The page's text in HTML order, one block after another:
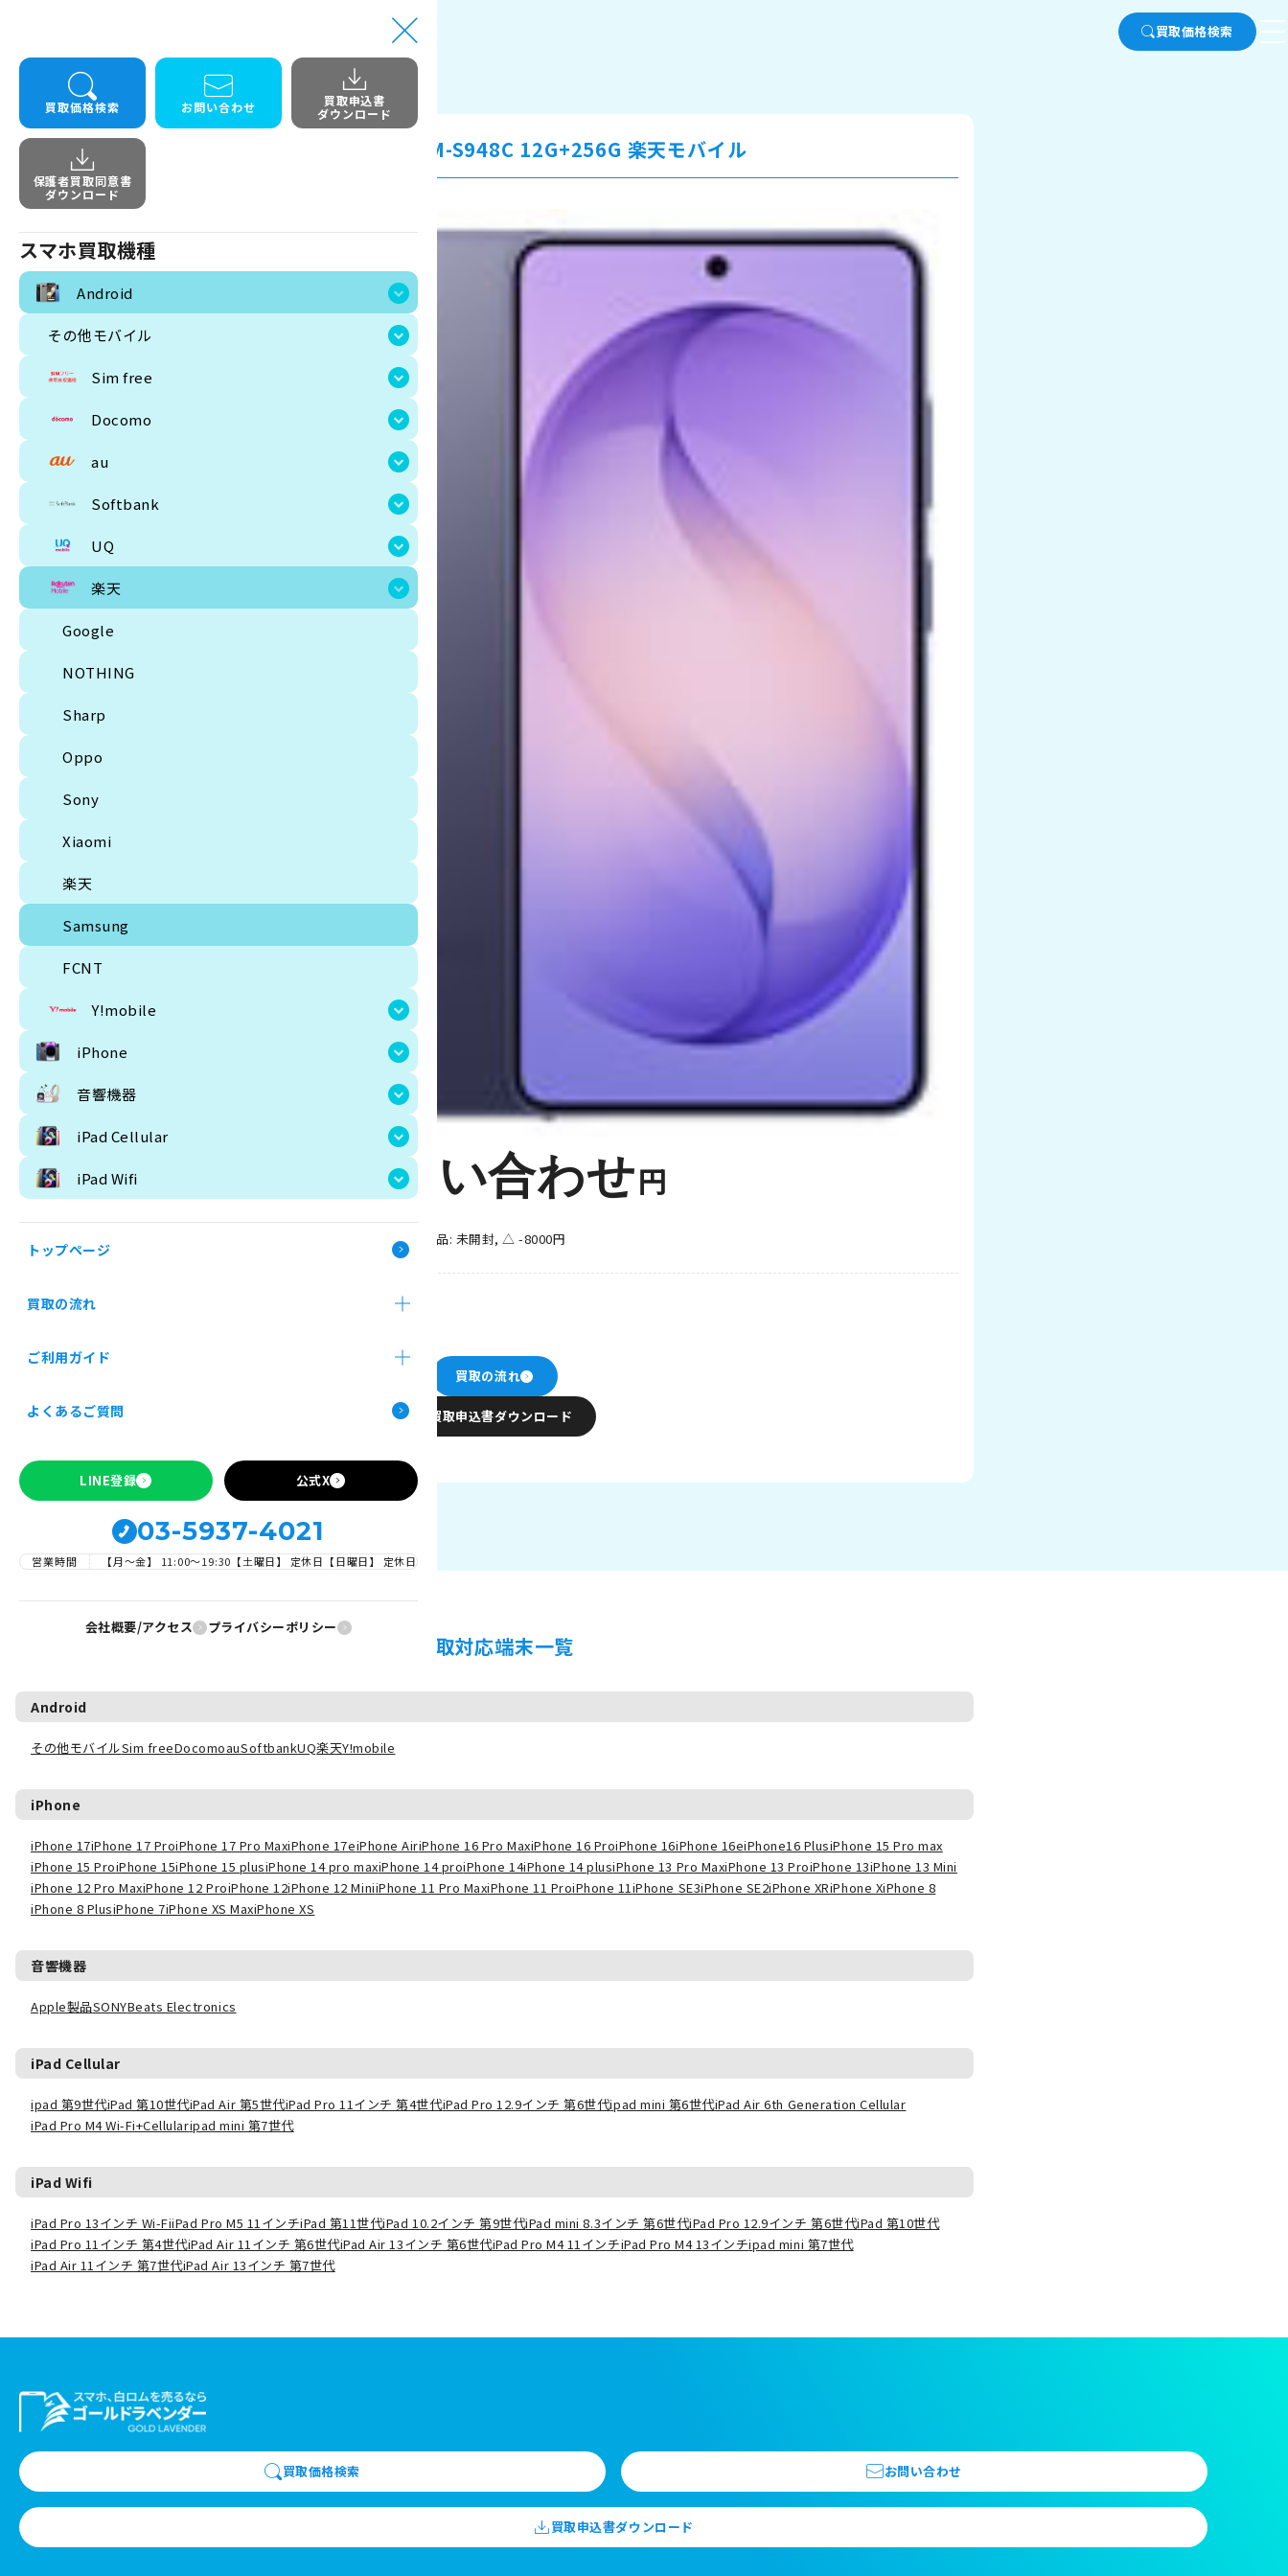
買取価格検索
買取価格検索 お問い合わせ
買取申込書
ダウンロード
保護者買取同意書
ダウンロード
スマホ買取機種
Android
その他モバイル
Sim free
Docomo
au
Softbank
UQ
楽天
Google
NOTHING
Sharp
Oppo
Sony
Xiaomi
楽天
Samsung
FCNT
Y!mobile
iPhone
音響機器
iPad Cellular
iPad Wifi
トップページ
買取の流れ
ご利用ガイド
SIMロックの解除について
よくあるご質問
LINE登録 公式X
03-5937-4021
営業時間 【月～金】 11:00〜19:30 【土曜日】 定休日 【日曜日】 定休日
会社概要/アクセス プライバシーポリシー
トップ Android Galaxy S26 Ultra SM-S948C 12G+256G 楽天モバイル
Galaxy S26 Ultra SM-S948C 12G+256G 楽天モバイル
要問い合わせ円
新品: 未開封, △ -8000円
すべての商品共通の注意文言
買取の流れ
買取申込書ダウンロード
買取対応端末一覧
Android
その他モバイルSim freeDocomoauSoftbankUQ楽天Y!mobile
iPhone
iPhone 17iPhone 17 ProiPhone 17 Pro MaxiPhone 17eiPhone AiriPhone 16 Pro MaxiPhone 16 ProiPhone 16iPhone 16eiPhone16 PlusiPhone 15 Pro max
iPhone 15 ProiPhone 15iPhone 15 plusiPhone 14 pro maxiPhone 14 proiPhone 14iPhone 14 plusiPhone 13 Pro MaxiPhone 13 ProiPhone 13iPhone 13 Mini
iPhone 12 Pro MaxiPhone 12 ProiPhone 12iPhone 12 MiniiPhone 11 Pro MaxiPhone 11 ProiPhone 11iPhone SE3iPhone SE2iPhone XRiPhone XiPhone 8
iPhone 8 PlusiPhone 7iPhone XS MaxiPhone XS
音響機器
Apple製品SONYBeats Electronics
iPad Cellular
ipad 第9世代iPad 第10世代iPad Air 第5世代iPad Pro 11インチ 第4世代iPad Pro 12.9インチ 第6世代ipad mini 第6世代iPad Air 6th Generation Cellular
iPad Pro M4 Wi-Fi+Cellularipad mini 第7世代
iPad Wifi
iPad Pro 13インチ Wi-FiiPad Pro M5 11インチiPad 第11世代iPad 10.2インチ 第9世代iPad mini 8.3インチ 第6世代iPad Pro 12.9インチ 第6世代iPad 第10世代
iPad Pro 11インチ 第4世代iPad Air 11インチ 第6世代iPad Air 13インチ 第6世代iPad Pro M4 11インチiPad Pro M4 13インチipad mini 第7世代
iPad Air 11インチ 第7世代iPad Air 13インチ 第7世代
買取価格検索 お問い合わせ
買取申込書ダウンロード